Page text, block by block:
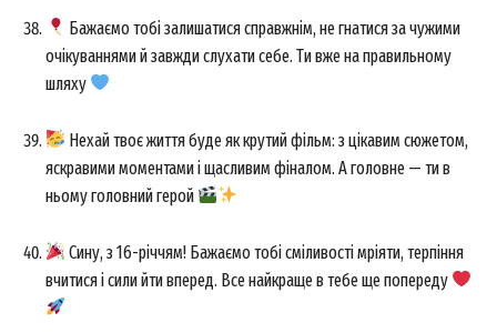
About
Contact us
Бажаємо тобі залишатися справжнім, не гнатися за чужими
очікуваннями й завжди слухати себе. Ти вже на правильному
шляху
Нехай твоє життя буде як крутий фільм: з цікавим сюжетом,
яскравими моментами і щасливим фіналом. А головне — ти в
ньому головний герой
Сину, з 16-річчям! Бажаємо тобі сміливості мріяти, терпіння
вчитися і сили йти вперед. Все найкраще в тебе ще попереду